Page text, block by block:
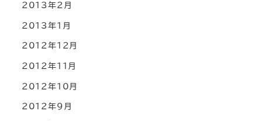
2013年2月
2013年1月
2012年12月
2012年11月
2012年10月
2012年9月